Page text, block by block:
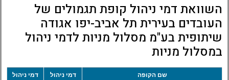
השוואת דמי ניהול קופת תגמולים של
העובדים בעירית תל אביב-יפו אגודה
שיתופית בע"מ מסלול מניות לדמי ניהול
במסלול מניות
שם הקופה
דמי ניהול
דמי ניהול